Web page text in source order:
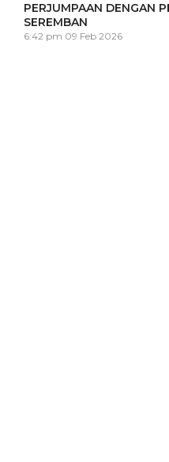
PERJUMPAAN DENGAN
SEREMBAN
6:42 pm 09 Feb 2026